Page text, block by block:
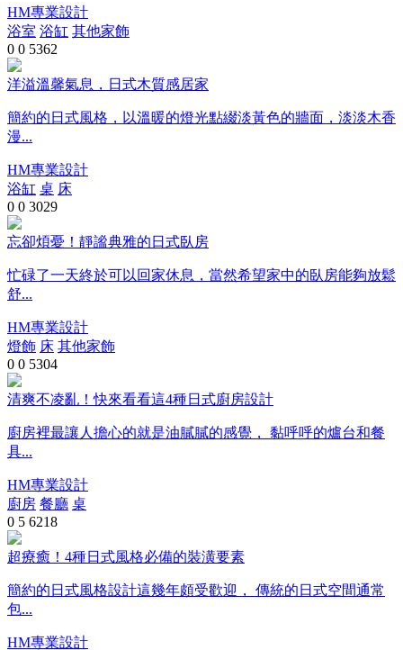
HM專業設計
浴室 浴缸 其他家飾
0 0 5362
洋溢溫馨氣息，日式木質感居家
簡約的日式風格，以溫暖的燈光點綴淡黃色的牆面，淡淡木香
漫...
HM專業設計
浴缸 桌 床
0 0 3029
忘卻煩憂！靜謐典雅的日式臥房
忙碌了一天終於可以回家休息，當然希望家中的臥房能夠放鬆
舒...
HM專業設計
燈飾 床 其他家飾
0 0 5304
清爽不凌亂！快來看看這4種日式廚房設計
廚房裡最讓人擔心的就是油膩膩的感覺， 黏呼呼的爐台和餐
具...
HM專業設計
廚房 餐廳 桌
0 5 6218
超療癒！4種日式風格必備的裝潢要素
簡約的日式風格設計這幾年頗受歡迎， 傳統的日式空間通常
包...
HM專業設計